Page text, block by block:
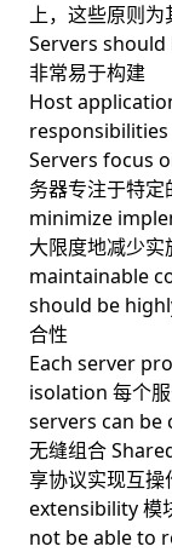
上，这些原则为
Servers should
非常易于构建
Host
responsibilities
Servers focus
务器专注于特
minimize
大限度地减少
maintainable
should be
合性
Each server
isolation 每个
servers can be
无缝组合
享协议实现互
extensibility 模
not be able to